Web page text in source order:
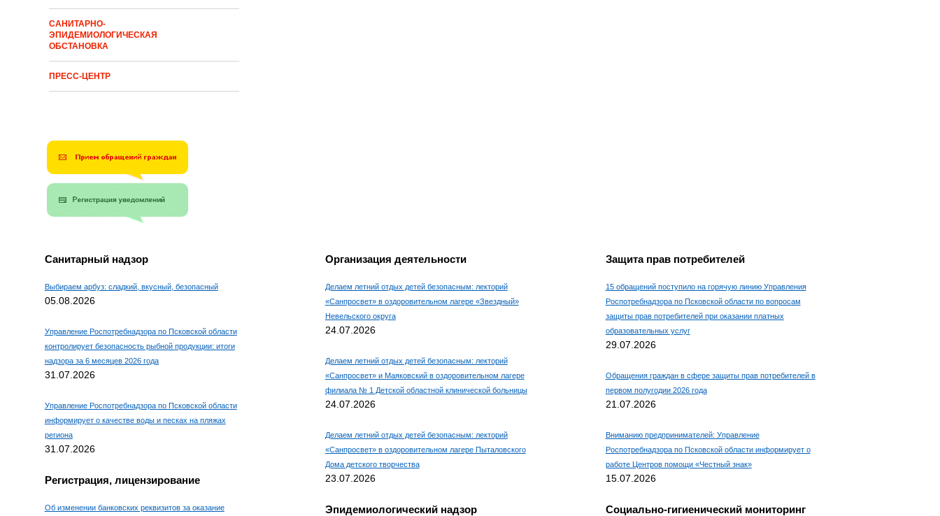
САНИТАРНО-
ЭПИДЕМИОЛОГИЧЕСКАЯ
ОБСТАНОВКА
ПРЕСС-ЦЕНТР
Санитарный надзор
Выбираем арбуз: сладкий, вкусный, безопасный
05.08.2026
Управление Роспотребнадзора по Псковской области
контролирует безопасность рыбной продукции: итоги
надзора за 6 месяцев 2026 года
31.07.2026
Управление Роспотребнадзора по Псковской области
информирует о качестве воды и песках на пляжах
региона
31.07.2026
Регистрация, лицензирование
Об изменении банковских реквизитов за оказание
Организация деятельности
Делаем летний отдых детей безопасным: лекторий
«Санпросвет» в оздоровительном лагере «Звездный»
Невельского округа
24.07.2026
Делаем летний отдых детей безопасным: лекторий
«Санпросвет» и Маяковский в оздоровительном лагере
филиала № 1 Детской областной клинической больницы
24.07.2026
Делаем летний отдых детей безопасным: лекторий
«Санпросвет» в оздоровительном лагере Пыталовского
Дома детского творчества
23.07.2026
Эпидемиологический надзор
Защита прав потребителей
15 обращений поступило на горячую линию Управления
Роспотребнадзора по Псковской области по вопросам
защиты прав потребителей при оказании платных
образовательных услуг
29.07.2026
Обращения граждан в сфере защиты прав потребителей в
первом полугодии 2026 года
21.07.2026
Вниманию предпринимателей: Управление
Роспотребнадзора по Псковской области информирует о
работе Центров помощи «Честный знак»
15.07.2026
Социально-гигиенический мониторинг